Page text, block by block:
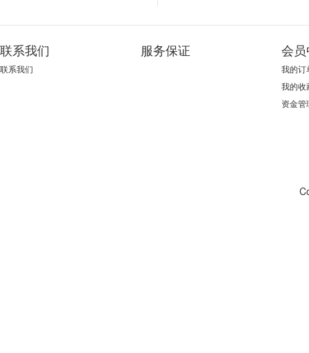
联系我们
联系我们
服务保证 会
我的订
我的收
资金管